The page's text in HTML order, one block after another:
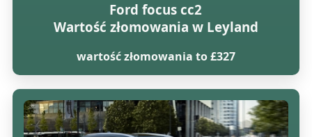
Ford focus cc2
Wartość złomowania w Leyland
wartość złomowania to £327